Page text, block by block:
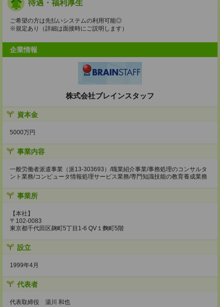
待遇・福利厚生
ご希望の方は先払いシステムの利用可能◎
※規定あり（詳細は面接時にご説明します）
企業情報
株式会社ブレインスタッフ
資本金
5000万円
事業内容
一般労働者派遣事業（派13-303693）/職業紹介事業/事務処理のコンサルタ
ント業務/コンピュータ情報処理サービス業務/専門知識技能の教育養成業務
事業所
【本社】
〒102-0083
東京都千代田区麹町5丁目1-6 QV１麴町5階
設立
1999年4月
代表者
代表取締役 湯川 和也